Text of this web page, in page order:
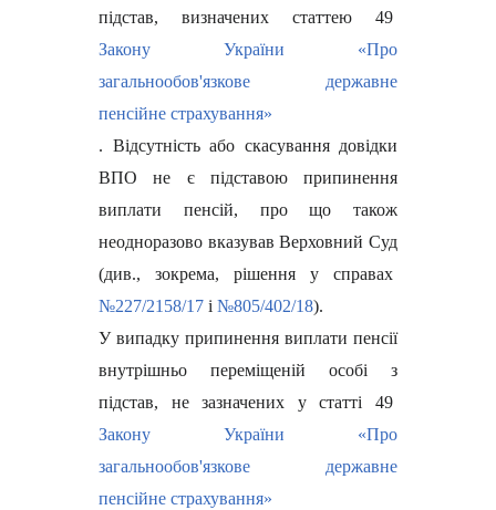
підстав, визначених статтею 49
Закону України «Про
загальнообов'язкове державне
пенсійне страхування»
. Відсутність або скасування довідки
ВПО не є підставою припинення
виплати пенсій, про що також
неодноразово вказував Верховний Суд
(див., зокрема, рішення у справах
№227/2158/17 і №805/402/18).
У випадку припинення виплати пенсії
внутрішньо переміщеній особі з
підстав, не зазначених у статті 49
Закону України «Про
загальнообов'язкове державне
пенсійне страхування»